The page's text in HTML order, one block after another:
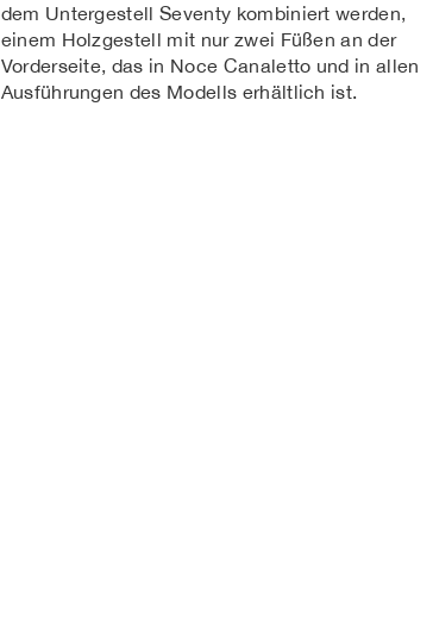
dem Untergestell Seventy kombiniert werden,
einem Holzgestell mit nur zwei Füßen an der
Vorderseite, das in Noce Canaletto und in allen
Ausführungen des Modells erhältlich ist.